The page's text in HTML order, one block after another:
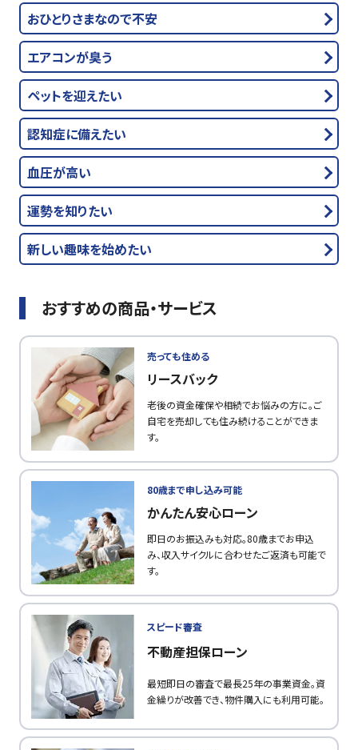
おひとりさまなので不安
エアコンが臭う
ペットを迎えたい
認知症に備えたい
血圧が高い
運勢を知りたい
新しい趣味を始めたい
おすすめの商品・サービス
売っても住める
リースバック
老後の資金確保や相続でお悩みの方に。ご
自宅を売却しても住み続けることができま
す。
80歳まで申し込み可能
かんたん安心ローン
即日のお振込みも対応。80歳までお申込
み、収入サイクルに合わせたご返済も可能で
す。
スピード審査
不動産担保ローン
最短即日の審査で最長25年の事業資金。資
金繰りが改善でき、物件購入にも利用可能。